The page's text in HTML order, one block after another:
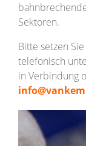
Sektoren.
Bitte setzen
telefonisch
in Verbindung